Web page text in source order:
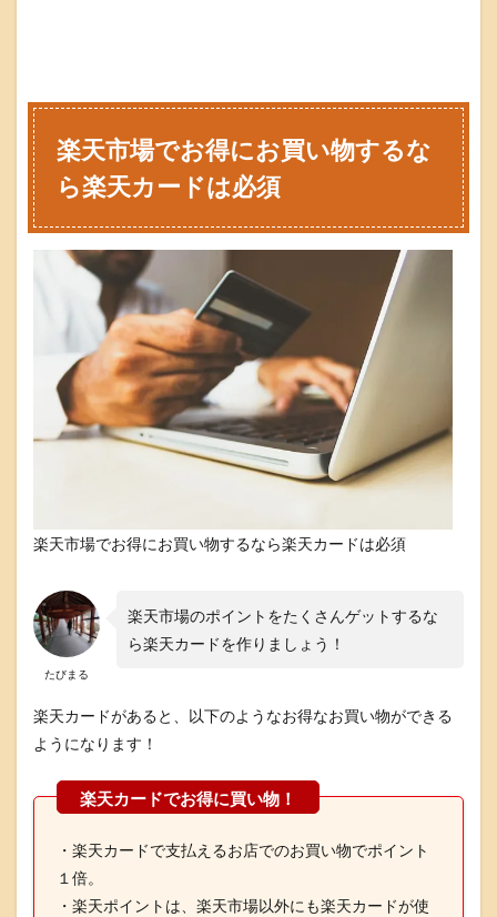
楽天市場でお得にお買い物するな
ら楽天カードは必須
楽天市場でお得にお買い物するなら楽天カードは必須
たびまる
楽天市場のポイントをたくさんゲットするな
ら楽天カードを作りましょう！
楽天カードがあると、以下のようなお得なお買い物ができる
ようになります！
・楽天カードで支払えるお店でのお買い物でポイント
１倍。
・楽天ポイントは、楽天市場以外にも楽天カードが使